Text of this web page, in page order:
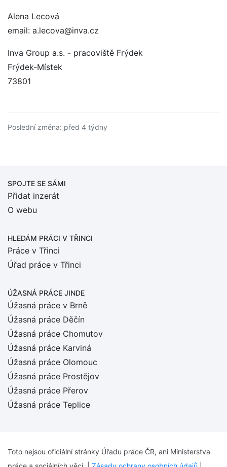
Alena Lecová
email: a.lecova@inva.cz
Inva Group a.s. - pracoviště Frýdek
Frýdek-Místek
73801
Poslední změna: před 4 týdny
SPOJTE SE SÁMI
Přidat inzerát
O webu
HLEDÁM PRÁCI V TŘINCI
Práce v Třinci
Úřad práce v Třinci
ÚŽASNÁ PRÁCE JINDE
Úžasná práce v Brně
Úžasná práce Děčín
Úžasná práce Chomutov
Úžasná práce Karviná
Úžasná práce Olomouc
Úžasná práce Prostějov
Úžasná práce Přerov
Úžasná práce Teplice
Toto nejsou oficiální stránky Úřadu práce ČR, ani Ministerstva